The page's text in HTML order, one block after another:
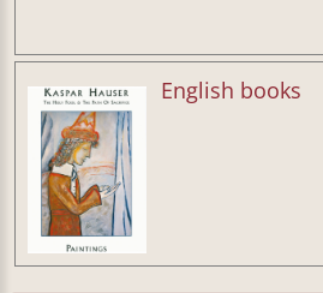
English books